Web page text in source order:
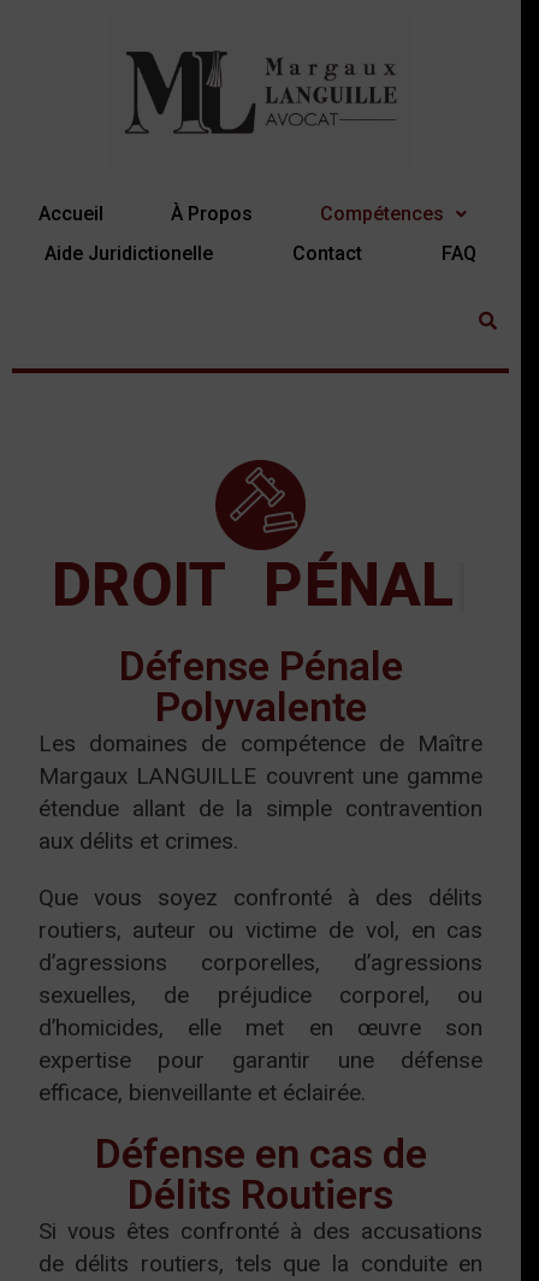
Accueil À Propos
Compétences
Aide Juridictionelle
Contact FAQ
DROIT PÉNAL
Défense Pénale
Polyvalente
Les domaines de compétence de Maître
Margaux LANGUILLE couvrent une gamme
étendue allant de la simple contravention
aux délits et crimes.
Que vous soyez confronté à des délits
routiers, auteur ou victime de vol, en cas
d’agressions corporelles, d’agressions
sexuelles, de préjudice corporel, ou
d’homicides, elle met en œuvre son
expertise pour garantir une défense
efficace, bienveillante et éclairée.
Défense en cas de
Délits Routiers
Si vous êtes confronté à des accusations
de délits routiers, tels que la conduite en